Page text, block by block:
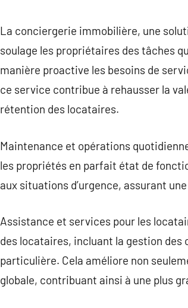
La conciergerie immobilière, une
soulage les propriétaires des tâches
manière proactive les besoins de
ce service contribue à rehausser la
rétention des locataires.
Maintenance et opérations
les propriétés en parfait état de
aux situations d’urgence, assurant
Assistance et services pour les
des locataires, incluant la gestion des
particulière. Cela améliore non
globale, contribuant ainsi à une plus